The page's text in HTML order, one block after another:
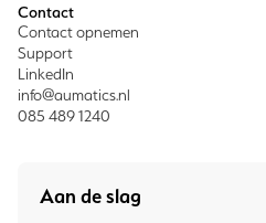
Contact
Contact opnemen
Support
LinkedIn
info@aumatics.nl
085 489 1240
Aan de slag